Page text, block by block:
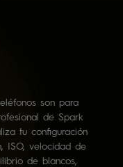
son para
de Spark
tu configuración
ISO, velocidad de
de blancos,